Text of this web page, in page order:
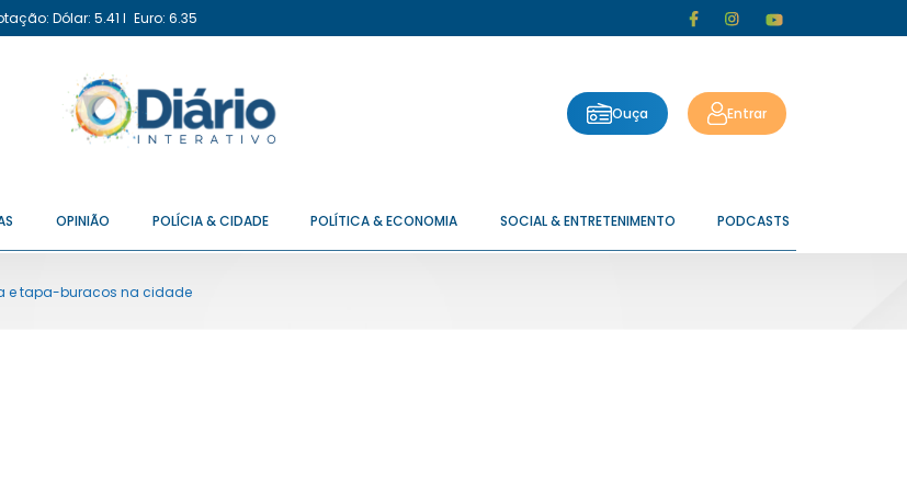
Dólar: 5.41 I Euro: 6.35
Ouça Entrar
OPINIÃO POLÍCIA & CIDADE POLÍTICA & ECONOMIA SOCIAL & ENTRETENIMENTO PODCASTS
e tapa-buracos na cidade